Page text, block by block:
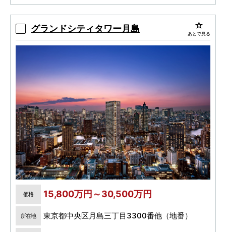
ープ。
【実物見学可能】格調高いエントランスホール
と迎賓のグランドロビー、ホテルライクな内廊
グランドシティタワー月島 あとで見る
価格 15,800万円～30,500万円
所在地 東京都中央区月島三丁目3300番他（地番）